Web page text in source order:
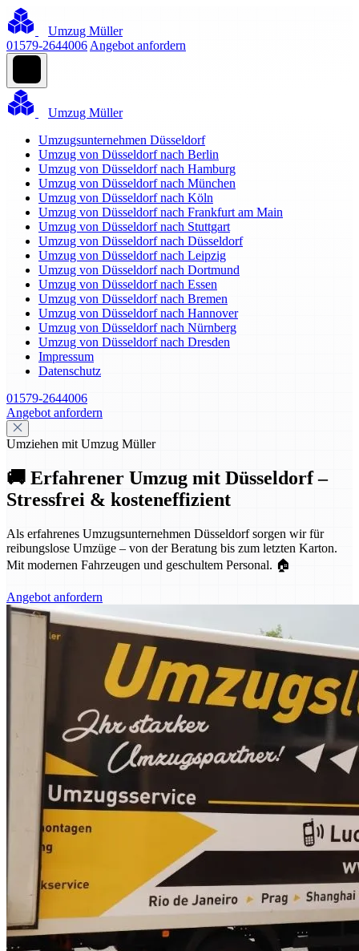
Umzug Müller
01579-2644006 Angebot anfordern
Umzug Müller
Umzugsunternehmen Düsseldorf
Umzug von Düsseldorf nach Berlin
Umzug von Düsseldorf nach Hamburg
Umzug von Düsseldorf nach München
Umzug von Düsseldorf nach Köln
Umzug von Düsseldorf nach Frankfurt am Main
Umzug von Düsseldorf nach Stuttgart
Umzug von Düsseldorf nach Düsseldorf
Umzug von Düsseldorf nach Leipzig
Umzug von Düsseldorf nach Dortmund
Umzug von Düsseldorf nach Essen
Umzug von Düsseldorf nach Bremen
Umzug von Düsseldorf nach Hannover
Umzug von Düsseldorf nach Nürnberg
Umzug von Düsseldorf nach Dresden
Impressum
Datenschutz
01579-2644006
Angebot anfordern
Umziehen mit Umzug Müller
🚚 Erfahrener Umzug mit Düsseldorf –
Stressfrei & kosteneffizient
Als erfahrenes Umzugsunternehmen Düsseldorf sorgen wir für
reibungslose Umzüge – von der Beratung bis zum letzten Karton.
Mit modernen Fahrzeugen und geschultem Personal. 🏠
Angebot anfordern